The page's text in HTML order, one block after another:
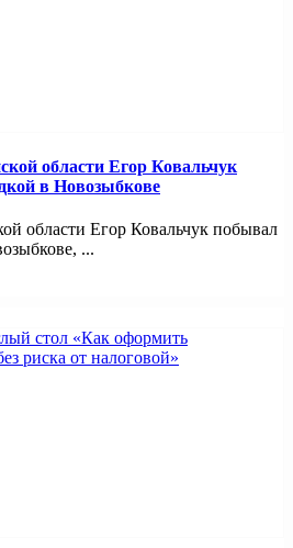
области Егор Ковальчук
в Новозыбкове
области Егор Ковальчук побывал
...